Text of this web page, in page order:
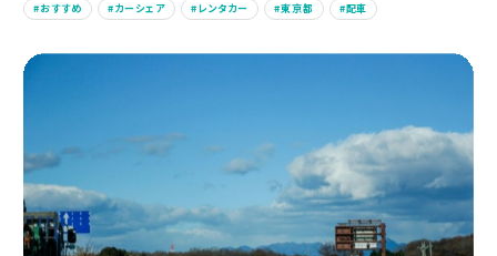
おすすめ カーシェア レンタカー 東京都 配車